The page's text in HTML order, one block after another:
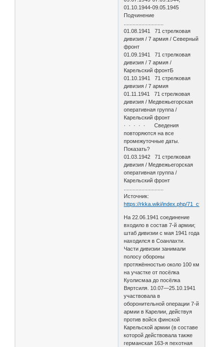
01.10.1944-09.05.1945
Подчинение
01.08.1941 71 стрелковая
дивизия / 7 армия / Северный
фронт
01.09.1941 71 стрелковая
дивизия / 7 армия /
Карельский фронтБ
01.10.1941 71 стрелковая
дивизия / 7 армия
01.11.1941 71 стрелковая
дивизия / Медвежьегорская
оперативная группа /
Карельский фронт
· · · · · Сведения
повторяются на все
промежуточные даты.
Показать?
01.03.1942 71 стрелковая
дивизия / Медвежьегорская
оперативная группа /
Карельский фронт
Источник:
https://rkka.wiki/index.php/
На 22.06.1941 соединение
входило в состав 7-й армии;
штаб дивизии с мая 1941 года
находился в Соанлахти.
Части дивизии занимали
полосу обороны
протяжённостью около 100 км
на участке от посёлка
Куолисмаа до посёлка
Вяртсиля. 10.07—25.10.1941
участвовала в
оборонительной операции 7-й
армии в Карелии, действуя
против войск финской
Карельской армии (в составе
которой действовала также
германская 163-я пехотная